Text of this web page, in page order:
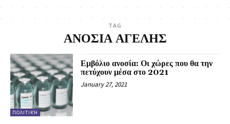
TAG
ΑΝΟΣΙΑ ΑΓΕΛΗΣ
ΠΟΛΙΤΙΚΉ
Εμβόλιο ανοσία: Οι χώρες που θα την
πετύχουν μέσα στο 2021
January 27, 2021